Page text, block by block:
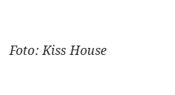
Foto: Kiss House